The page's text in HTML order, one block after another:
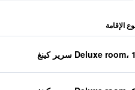
الإقامة
Deluxe room، 1 سرير كينغ